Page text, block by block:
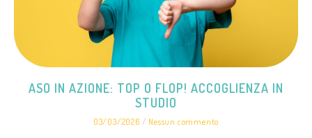
ASO IN AZIONE: TOP O FLOP! ACCOGLIENZA IN
STUDIO
03/03/2026 Nessun commento